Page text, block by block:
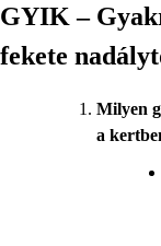
GYIK –
fekete
Milyen
a